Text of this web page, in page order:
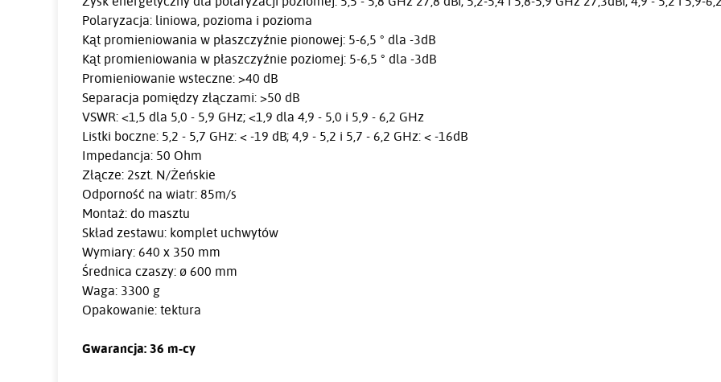
Polaryzacja: liniowa, pozioma i pozioma
Kąt promieniowania w płaszczyźnie pionowej: 5-6,5 ° dla -3dB
Kąt promieniowania w płaszczyźnie poziomej: 5-6,5 ° dla -3dB
Promieniowanie wsteczne: >40 dB
Separacja pomiędzy złączami: >50 dB
VSWR: <1,5 dla 5,0 - 5,9 GHz; <1,9 dla 4,9 - 5,0 i 5,9 - 6,2 GHz
Listki boczne: 5,2 - 5,7 GHz: < -19 dB; 4,9 - 5,2 i 5,7 - 6,2 GHz: < -16dB
Impedancja: 50 Ohm
Złącze: 2szt. N/Żeńskie
Odporność na wiatr: 85m/s
Montaż: do masztu
Skład zestawu: komplet uchwytów
Wymiary: 640 x 350 mm
Średnica czaszy: ø 600 mm
Waga: 3300 g
Opakowanie: tektura
Gwarancja: 36 m-cy